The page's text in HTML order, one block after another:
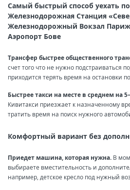
Самый быстрый способ уехать
Железнодорожная Станция
Железнодорожный Вокзал
Аэропорт Бове
Трансфер быстрее общественного
счет того что не нужно подстраиваться
приходится терять время на остановки
Быстрее такси на месте в среднем на
Кивитакси приезжает к назначенному
тратить время на поиск нужного
Комфортный вариант без
Приедет машина, которая нужна. В
выбираете вместительность и
например, детское кресло под нужный